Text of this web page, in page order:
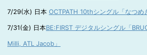
7/29(水) 日本 OCTPATH 10thシングル「なつめ
7/31(金) 日本BE:FIRST デジタルシングル「
Milli, ATL Jacob」